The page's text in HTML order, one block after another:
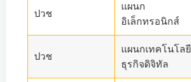
ปวช
แผนก
อิเล็กทรอนิกส์
ปวช
แผนกเทคโนโลยี
ธุรกิจดิจิทัล